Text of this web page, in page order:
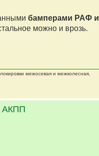
бамперами РАФ и
можно и врозь.
межосевая и межколесная,
АКПП